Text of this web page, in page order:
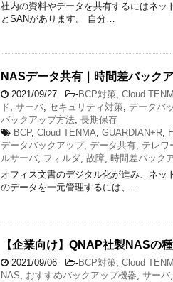
社内の資料やデータを共有するにはネッ
とSANがあります。 自分…
NASデータ共有｜時間差バック
2021/09/27 -BCP対策, Cloud
ド, サーバ, セキュリティ対策, データバ
バックアップ方法, 長期保存
BCP, Cloud TENMA, GUARDIAN+R,
データバックアップ, データ共有, テレワ
ルサーバ, フォルダ, 故障, 時間差バック
オフィス文書のデジタル化が進み、ネ
のデータを一元管理するには、…
【企業向け】QNAP社製NASの
2021/09/06 -BCP対策, Cloud
NAS, おすすめバックアップ機器, サーバ,